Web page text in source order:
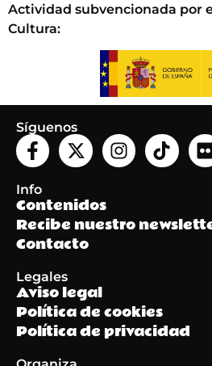
Actividad subvencionada por
Cultura:
Síguenos
Info
Contenidos
Recibe nuestro
Contacto
Legales
Aviso legal
Política de cookies
Política de privacidad